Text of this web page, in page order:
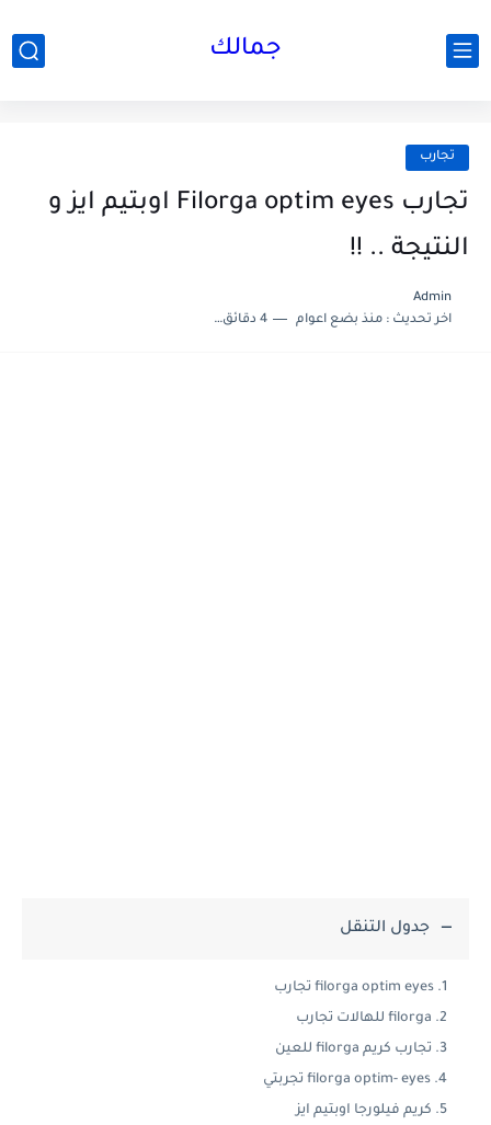
جمالك
تجارب
تجارب Filorga optim eyes اوبتيم ايز و
النتيجة .. !!
Admin
اخر تحديث :منذ بضع اعوام 4 دقائق للقراءة
جدول التنقل
filorga optim eyes تجارب
filorga للهالات تجارب
تجارب كريم filorga للعين
filorga optim- eyes تجربتي
كريم فيلورجا اوبتيم ايز